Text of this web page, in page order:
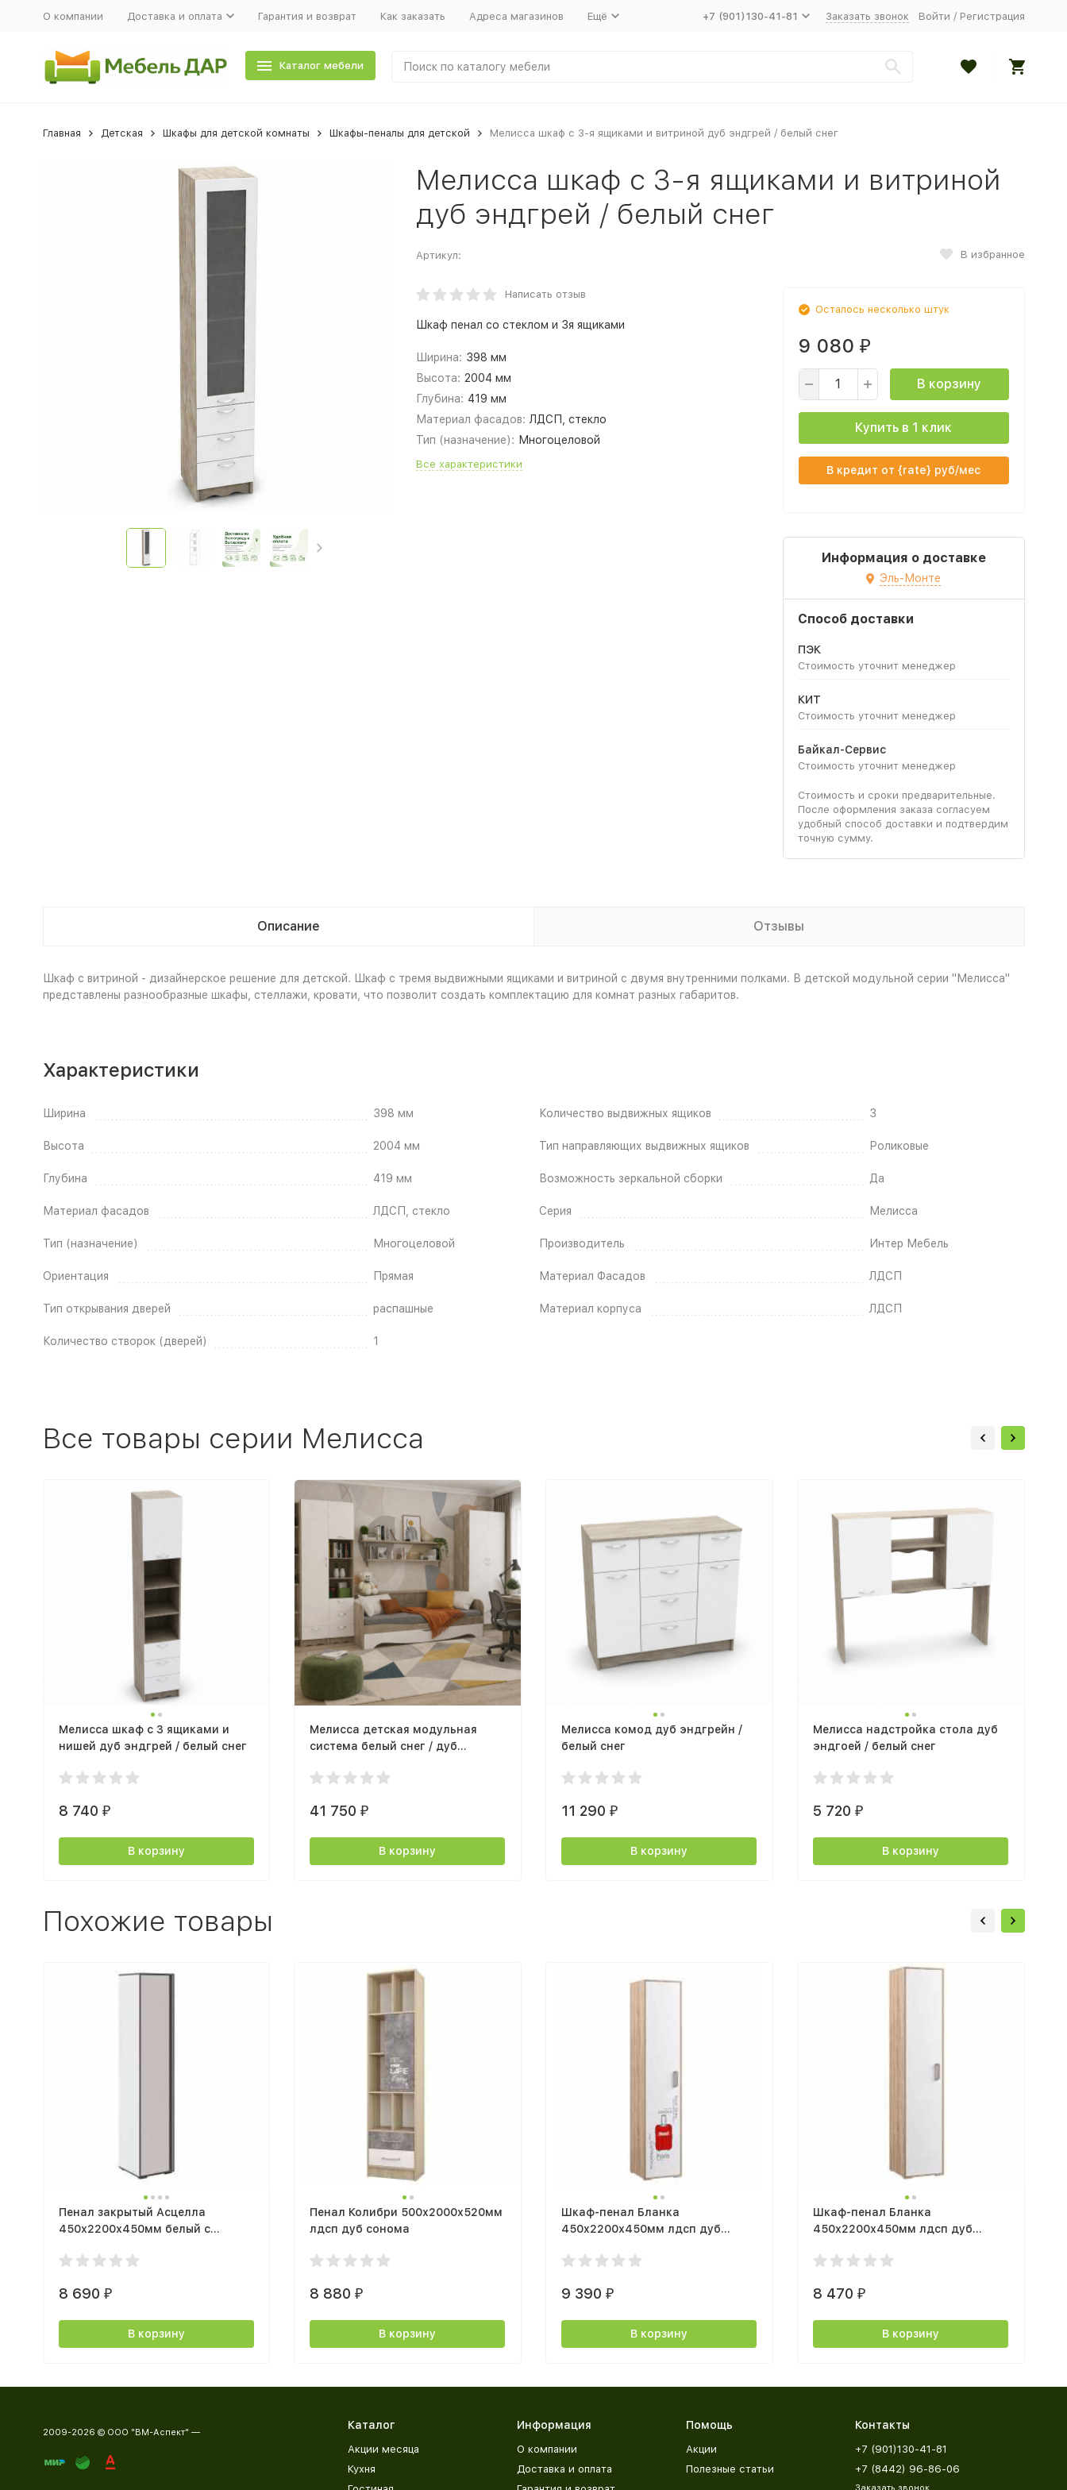
О компании Доставка и оплата Гарантия и возврат Как заказать Адреса магазинов Ещё +7 (901)130-41-81 Заказать звонок Войти / Регистрация
Каталог мебели
Главная Детская Шкафы для детской комнаты Шкафы-пеналы для детской Мелисса шкаф с 3-я ящиками и витриной дуб эндгрей / белый снег
Мелисса шкаф с 3-я ящиками и витриной
дуб эндгрей / белый снег
Артикул: В избранное
Написать отзыв
Шкаф пенал со стеклом и 3я ящиками
Ширина: 398 мм
Высота: 2004 мм
Глубина: 419 мм
Материал фасадов: ЛДСП, стекло
Тип (назначение): Многоцеловой
Все характеристики
Осталось несколько штук
9 080 ₽
В корзину
Купить в 1 клик
В кредит от {rate} руб/мес
Информация о доставке
Эль-Монте
Способ доставки
ПЭК
Стоимость уточнит менеджер
КИТ
Стоимость уточнит менеджер
Байкал-Сервис
Стоимость уточнит менеджер
Стоимость и сроки предварительные.
После оформления заказа согласуем
удобный способ доставки и подтвердим
точную сумму.
Описание Отзывы
Шкаф с витриной - дизайнерское решение для детской. Шкаф с тремя выдвижными ящиками и витриной с двумя внутренними полками. В детской модульной серии "Мелисса"
представлены разнообразные шкафы, стеллажи, кровати, что позволит создать комплектацию для комнат разных габаритов.
Характеристики
Ширина 398 мм
Высота 2004 мм
Глубина 419 мм
Материал фасадов ЛДСП, стекло
Тип (назначение) Многоцеловой
Ориентация Прямая
Тип открывания дверей распашные
Количество створок (дверей) 1
Количество выдвижных ящиков 3
Тип направляющих выдвижных ящиков Роликовые
Возможность зеркальной сборки Да
Серия Мелисса
Производитель Интер Мебель
Материал Фасадов ЛДСП
Материал корпуса ЛДСП
Все товары серии Мелисса
Мелисса шкаф с 3 ящиками и
нишей дуб эндгрей / белый снег
8 740 ₽
В корзину
Мелисса детская модульная
система белый снег / дуб
41 750₽
В корзину
Мелисса комод дуб эндгрейн /
белый снег
11 290 ₽
В корзину
Мелисса надстройка стола дуб
эндгоей / белый снег
5 720 ₽
В корзину
Похожие товары
Пенал закрытый Асцелла
450х2200х450мм белый с
графит серый
8 690 ₽
В корзину
Пенал Колибри 500х2000х520мм
лдсп дуб сонома
8 880₽
В корзину
Шкаф-пенал Бланка
450х2200х450мм лдсп дуб
9 390 ₽
В корзину
Шкаф-пенал Бланка
450х2200х450мм лдсп дуб
8 470 ₽
В корзину
2009-2026 © ООО "ВМ-Аспект" —
Каталог
Акции месяца
Кухня
Информация
О компании
Доставка и оплата
Помощь
Акции
Полезные статьи
Контакты
+7 (901)130-41-81
+7 (8442) 96-86-06